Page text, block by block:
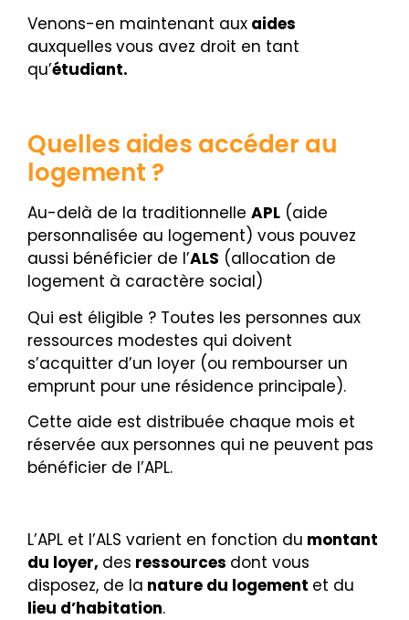
Venons-en maintenant aux aides
auxquelles vous avez droit en tant
qu’étudiant.
Quelles aides accéder au
logement ?
Au-delà de la traditionnelle APL (aide
personnalisée au logement) vous pouvez
aussi bénéficier de l’ALS (allocation de
logement à caractère social)
Qui est éligible ? Toutes les personnes aux
ressources modestes qui doivent
s’acquitter d’un loyer (ou rembourser un
emprunt pour une résidence principale).
Cette aide est distribuée chaque mois et
réservée aux personnes qui ne peuvent pas
bénéficier de l’APL.
L’APL et l’ALS varient en fonction du montant
du loyer, des ressources dont vous
disposez, de la nature du logement et du
lieu d’habitation.